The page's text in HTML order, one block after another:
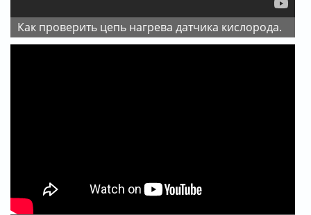
Как проверить цепь нагрева датчика кислорода.